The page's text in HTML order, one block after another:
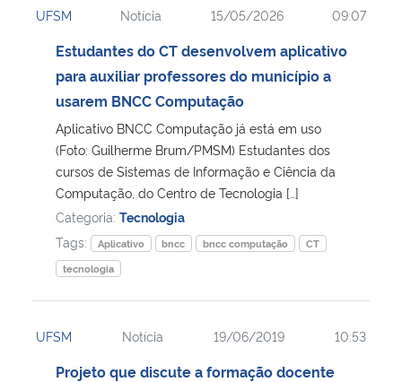
Ministério da Cidadania
Ministério de Minas e Energia
Ministério da Ciência, Tecnologia, Inovações e Comunicações
Ministério do Meio Ambiente
Ministério do Turismo
Ministério do Desenvolvimento Regional
UFSM Notícia 15/05/2026 09:07
Estudantes do CT desenvolvem aplicativo
para auxiliar professores do município a
usarem BNCC Computação
Aplicativo BNCC Computação já está em uso
(Foto: Guilherme Brum/PMSM) Estudantes dos
cursos de Sistemas de Informação e Ciência da
Computação, do Centro de Tecnologia […]
Categoria: Tecnologia
Tags:
Aplicativo bncc bncc computação
CT
tecnologia
UFSM Notícia 19/06/2019 10:53
Projeto que discute a formação docente